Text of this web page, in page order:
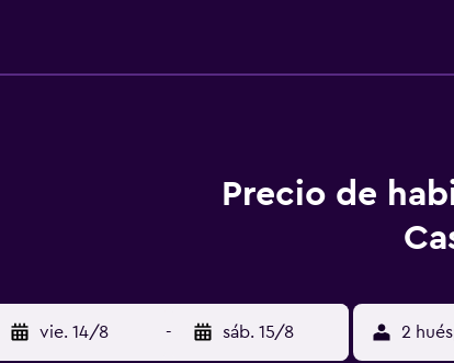
Precio de
vie. 14/8 - sáb. 15/8 2